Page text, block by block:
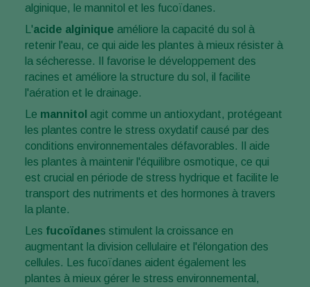
alginique, le mannitol et les fucoïdanes.
L'acide alginique améliore la capacité du sol à
retenir l'eau, ce qui aide les plantes à mieux résister à
la sécheresse. Il favorise le développement des
racines et améliore la structure du sol, il facilite
l'aération et le drainage.
Le mannitol agit comme un antioxydant, protégeant
les plantes contre le stress oxydatif causé par des
conditions environnementales défavorables. Il aide
les plantes à maintenir l'équilibre osmotique, ce qui
est crucial en période de stress hydrique et facilite le
transport des nutriments et des hormones à travers
la plante.
Les fucoïdanes stimulent la croissance en
augmentant la division cellulaire et l'élongation des
cellules. Les fucoïdanes aident également les
plantes à mieux gérer le stress environnemental,